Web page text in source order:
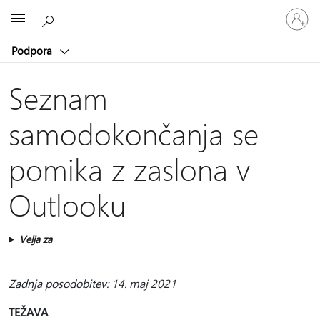
Podpora
Vpišite
se
v
račun
Seznam
samodokončanja se
pomika z zaslona v
Outlooku
Velja za
Zadnja posodobitev: 14. maj 2021
TEŽAVA